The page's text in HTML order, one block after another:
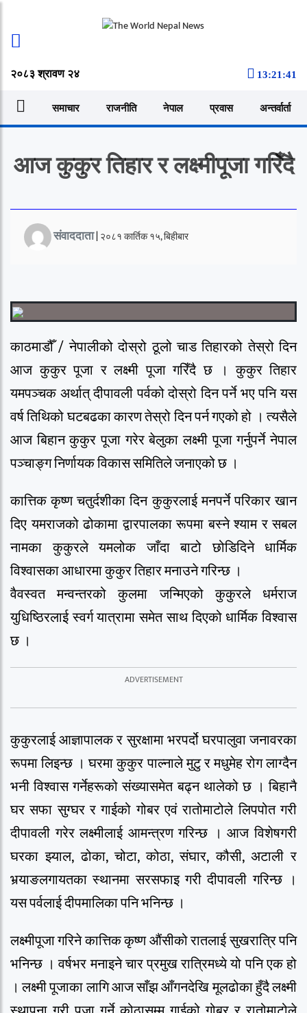
२०८३ श्रावण २४ 13:21:42
समाचार राजनीति नेपाल प्रवास अन्तर्वार्ता
आज कुकुर तिहार र लक्ष्मीपूजा गरिँदै
संवाददाता| २०८१ कार्तिक १५, बिहीबार
काठमाडौँ / नेपालीको दोस्रो ठूलो चाड तिहारको तेस्रो दिन
आज कुकुर पूजा र लक्ष्मी पूजा गरिँदै छ । कुकुर तिहार
यमपञ्चक अर्थात् दीपावली पर्वको दोस्रो दिन पर्ने भए पनि यस
वर्ष तिथिको घटबढका कारण तेस्रो दिन पर्न गएको हो । त्यसैले
आज बिहान कुकुर पूजा गरेर बेलुका लक्ष्मी पूजा गर्नुपर्ने नेपाल
पञ्चाङ्ग निर्णायक विकास समितिले जनाएको छ ।
कात्तिक कृष्ण चतुर्दशीका दिन कुकुरलाई मनपर्ने परिकार खान
दिए यमराजको ढोकामा द्वारपालका रूपमा बस्ने श्याम र सबल
नामका कुकुरले यमलोक जाँदा बाटो छोडिदिने धार्मिक
विश्वासका आधारमा कुकुर तिहार मनाउने गरिन्छ ।
वैवस्वत मन्वन्तरको कुलमा जन्मिएको कुकुरले धर्मराज
युधिष्ठिरलाई स्वर्ग यात्रामा समेत साथ दिएको धार्मिक विश्वास
छ ।
कुकुरलाई आज्ञापालक र सुरक्षामा भरपर्दो घरपालुवा जनावरका
रूपमा लिइन्छ । घरमा कुकुर पाल्नाले मुटु र मधुमेह रोग लाग्दैन
भनी विश्वास गर्नेहरूको संख्यासमेत बढ्न थालेको छ । बिहानै
घर सफा सुग्घर र गाईको गोबर एवं रातोमाटोले लिपपोत गरी
दीपावली गरेर लक्ष्मीलाई आमन्त्रण गरिन्छ । आज विशेषगरी
घरका झ्याल, ढोका, चोटा, कोठा, संघार, कौसी, अटाली र
भर्‍याङलगायतका स्थानमा सरसफाइ गरी दीपावली गरिन्छ ।
यस पर्वलाई दीपमालिका पनि भनिन्छ ।
लक्ष्मीपूजा गरिने कात्तिक कृष्ण औंसीको रातलाई सुखरात्रि पनि
भनिन्छ । वर्षभर मनाइने चार प्रमुख रात्रिमध्ये यो पनि एक हो
। लक्ष्मी पूजाका लागि आज साँझ आँगनदेखि मूलढोका हुँदै लक्ष्मी